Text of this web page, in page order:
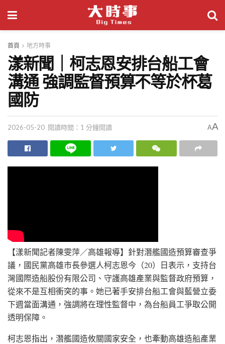
首頁 地方時事
漾新聞｜柯志恩安排台船工會
溝通 強調監督預算不等於杯葛
國防
2026-05-20 閱讀時間：1 分鐘閱讀 AA
【漾新聞記者陳雯萍／高雄報導】針對潛艦國造預算審查爭
議，國民黨高雄市長參選人柯志恩今（20）日表示，支持台
灣國際造船股份有限公司、守護高雄產業與監督政府預算，
從來不是互相衝突的事。她已著手安排台船工會與藍營立委
下週當面溝通，強調將在理性監督中，為台船員工爭取公開
透明保障。
柯志恩指出，潛艦國造攸關國家安全，也牽動高雄造船產業